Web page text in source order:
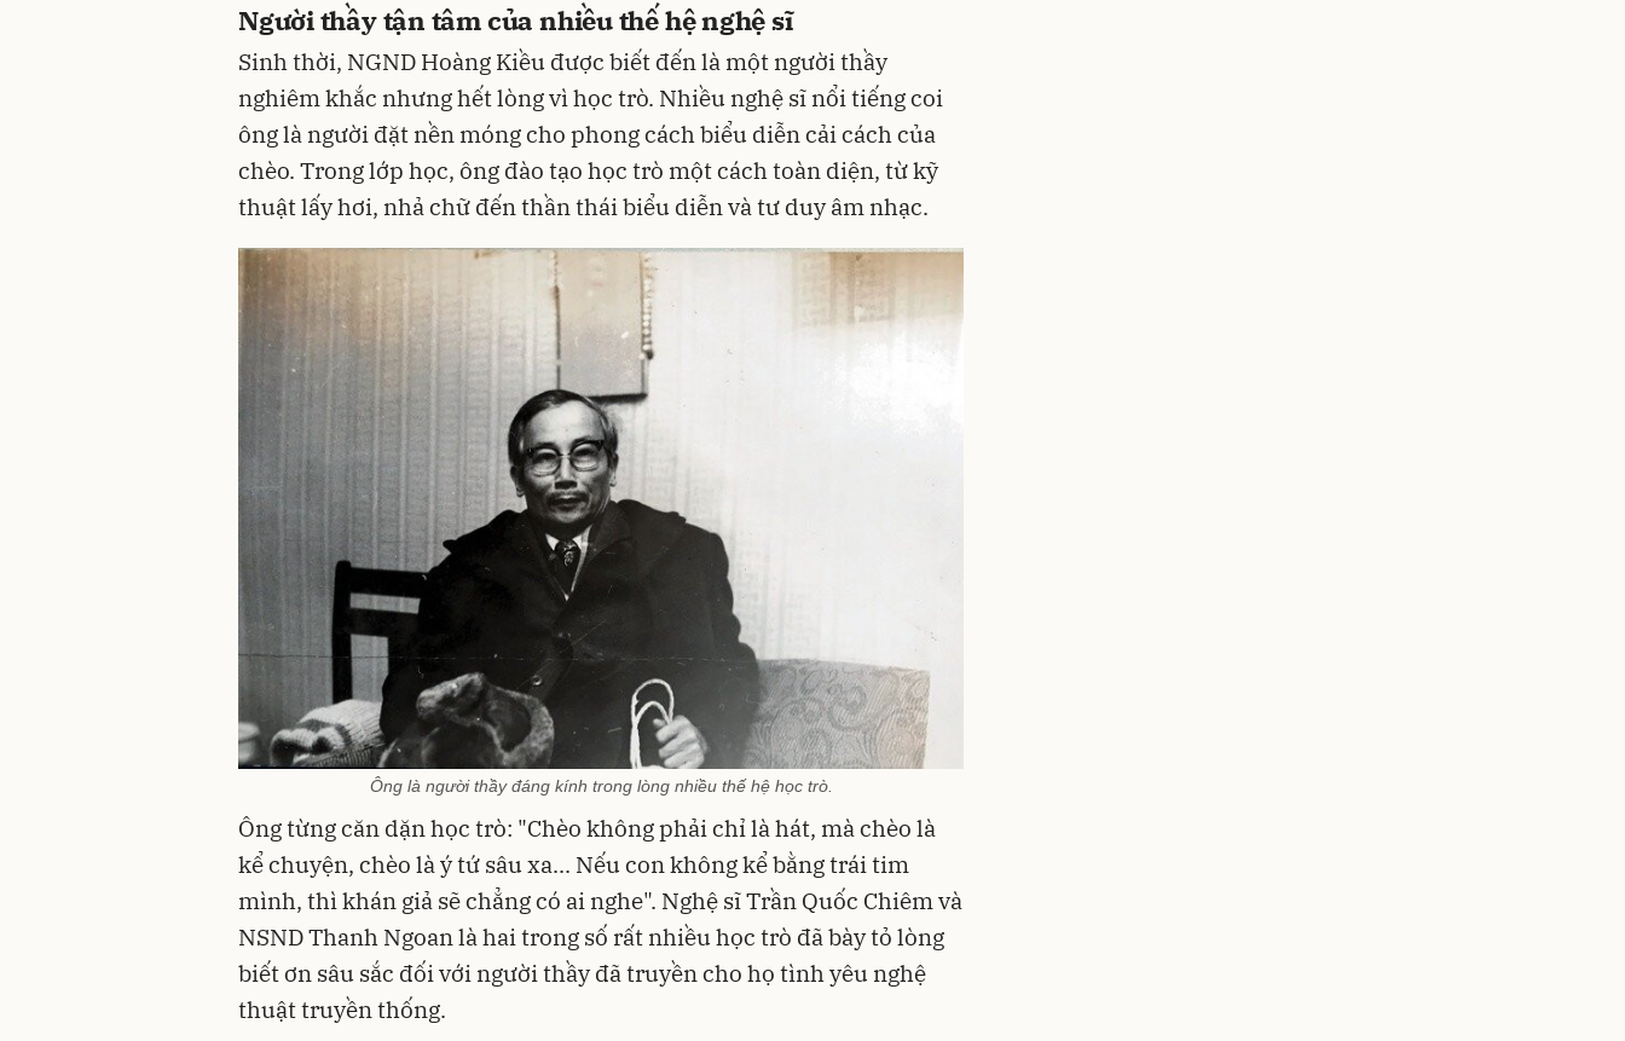
Người thầy tận tâm của nhiều thế hệ nghệ sĩ
Sinh thời, NGND Hoàng Kiều được biết đến là một người thầy
nghiêm khắc nhưng hết lòng vì học trò. Nhiều nghệ sĩ nổi tiếng coi
ông là người đặt nền móng cho phong cách biểu diễn cải cách của
chèo. Trong lớp học, ông đào tạo học trò một cách toàn diện, từ kỹ
thuật lấy hơi, nhả chữ đến thần thái biểu diễn và tư duy âm nhạc.
Ông là người thầy đáng kính trong lòng nhiều thế hệ học trò.
Ông từng căn dặn học trò: "Chèo không phải chỉ là hát, mà chèo là
kể chuyện, chèo là ý tứ sâu xa... Nếu con không kể bằng trái tim
mình, thì khán giả sẽ chẳng có ai nghe". Nghệ sĩ Trần Quốc Chiêm và
NSND Thanh Ngoan là hai trong số rất nhiều học trò đã bày tỏ lòng
biết ơn sâu sắc đối với người thầy đã truyền cho họ tình yêu nghệ
thuật truyền thống.